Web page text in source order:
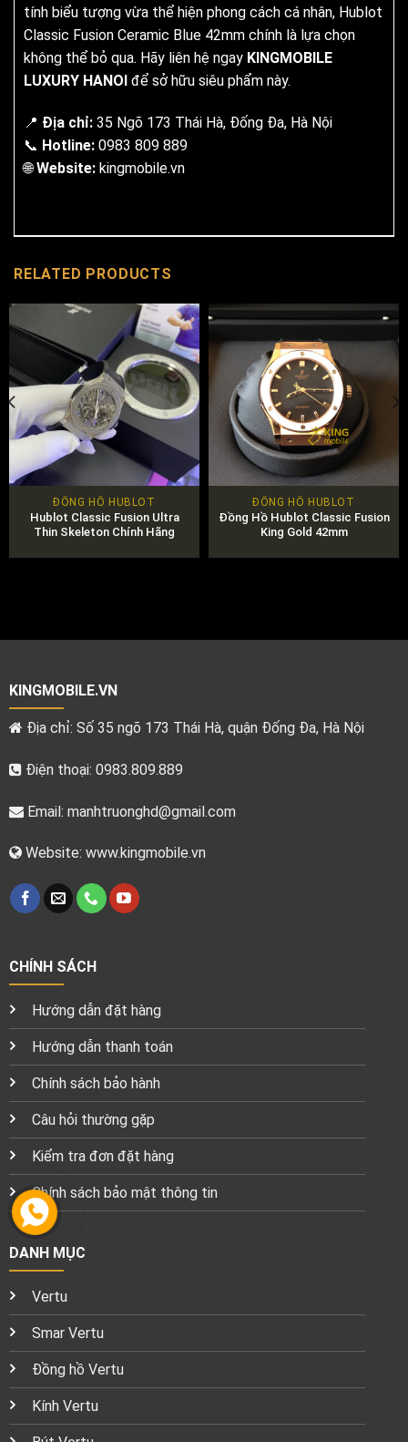
tính biểu tượng vừa thể hiện phong cách cá nhân, Hublot
Classic Fusion Ceramic Blue 42mm chính là lựa chọn
không thể bỏ qua. Hãy liên hệ ngay KINGMOBILE
LUXURY HANOI để sở hữu siêu phẩm này.
📍 Địa chỉ: 35 Ngõ 173 Thái Hà, Đống Đa, Hà Nội
📞 Hotline: 0983 809 889
🌐Website: kingmobile.vn
RELATED PRODUCTS
ĐỒNG HỒ HUBLOT
Hublot Classic Fusion Ultra
Thin Skeleton Chính Hãng
ĐỒNG HỒ HUBLOT
Đồng Hồ Hublot Classic Fusion
King Gold 42mm
KINGMOBILE.VN
Địa chỉ: Số 35 ngõ 173 Thái Hà, quận Đống Đa, Hà Nội
Điện thoại: 0983.809.889
Email: manhtruonghd@gmail.com
Website: www.kingmobile.vn
CHÍNH SÁCH
Hướng dẫn đặt hàng
Hướng dẫn thanh toán
Chính sách bảo hành
Câu hỏi thường gặp
Kiểm tra đơn đặt hàng
Chính sách bảo mật thông tin
DANH MỤC
Vertu
Smar Vertu
Đồng hồ Vertu
Kính Vertu